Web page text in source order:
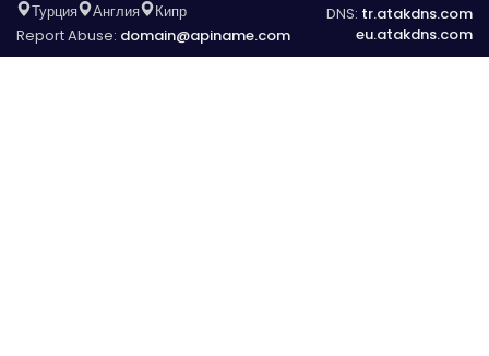
Турция Англия
Кипр
Report Abuse: domain@apiname.com
DNS: tr.atakdns.com
eu.atakdns.com